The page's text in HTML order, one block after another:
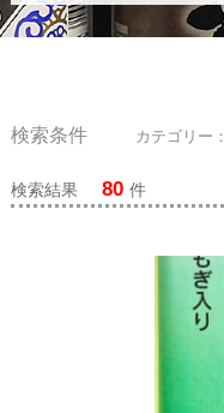
検索条件 カテゴリー：
検索結果 80 件